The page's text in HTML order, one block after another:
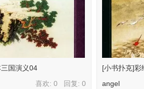
国演义04
喜欢: 0 回复:0
[小书扑克]彩
angel